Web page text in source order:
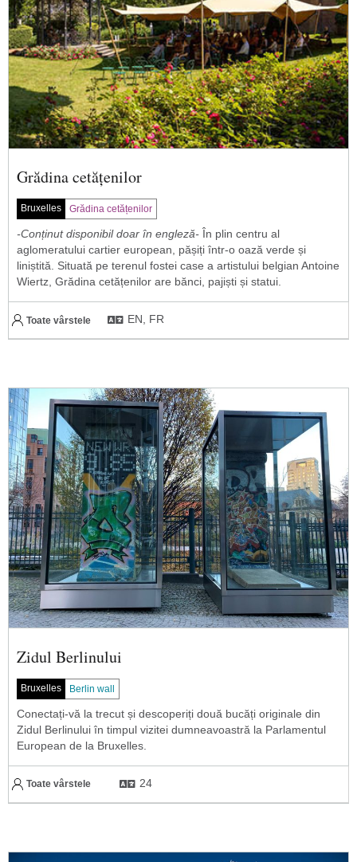
Grădina cetățenilor
Bruxelles Grădina cetățenilor
-Conținut disponibil doar în engleză- În plin centru al
aglomeratului cartier european, pășiți într-o oază verde și
liniștită. Situată pe terenul fostei case a artistului belgian Antoine
Wiertz, Grădina cetățenilor are bănci, pajiști și statui.
Toate vârstele EN, FR
Zidul Berlinului
Bruxelles Berlin wall
Conectați-vă la trecut și descoperiți două bucăți originale din
Zidul Berlinului în timpul vizitei dumneavoastră la Parlamentul
European de la Bruxelles.
Toate vârstele 24